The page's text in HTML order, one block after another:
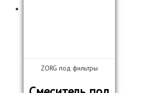
ZORG под фильтры